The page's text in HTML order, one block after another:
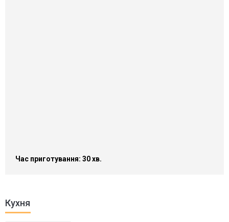
Час приготування: 30 хв.
Кухня